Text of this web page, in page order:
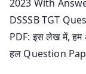
2023 With
DSSSB TGT
PDF: इस लेख में, हम
हल Question